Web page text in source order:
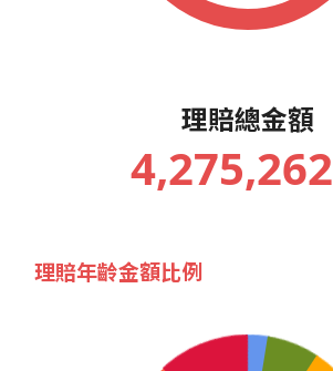
理賠總金額
4,275,262
理賠年齡金額比例